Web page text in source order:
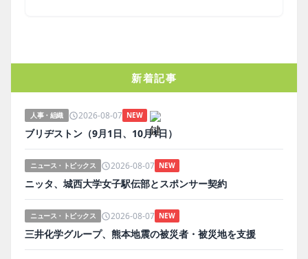
新着記事
人事・組織 2026-08-07 NEW
ブリヂストン（9月1日、10月1日）
ニュース・トピックス 2026-08-07 NEW
ニッタ、城西大学女子駅伝部とスポンサー契約
ニュース・トピックス 2026-08-07 NEW
三井化学グループ、熊本地震の被災者・被災地を支援